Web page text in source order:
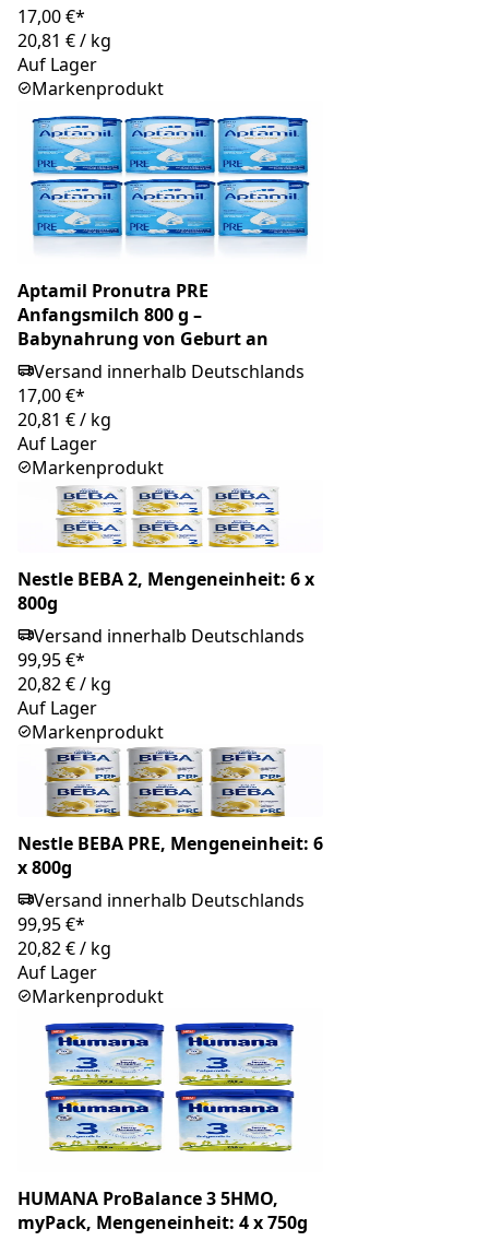
17,00 €*
20,81 €/ kg
Auf Lager
Markenprodukt
Aptamil Pronutra PRE
Anfangsmilch 800 g –
Babynahrung von Geburt an
Versand innerhalb Deutschlands
17,00 €*
20,81 €/ kg
Auf Lager
Markenprodukt
Nestle BEBA 2, Mengeneinheit: 6 x
800g
Versand innerhalb Deutschlands
99,95 €*
20,82 €/ kg
Auf Lager
Markenprodukt
Nestle BEBA PRE, Mengeneinheit: 6
x 800g
Versand innerhalb Deutschlands
99,95 €*
20,82 €/ kg
Auf Lager
Markenprodukt
HUMANA ProBalance 3 5HMO,
myPack, Mengeneinheit: 4 x 750g